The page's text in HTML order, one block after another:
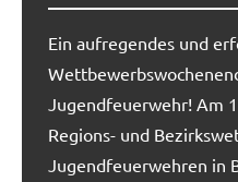
Ein aufregendes und
Jugendfeuerwehr! Am
Regions- und
Jugendfeuerwehren in